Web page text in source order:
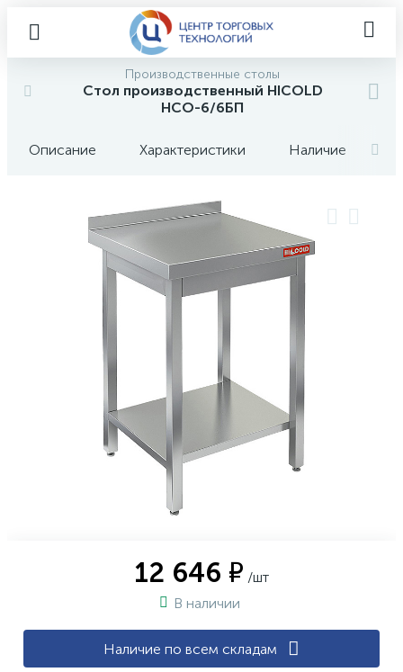
Производственные столы
Стол производственный HICOLD
НСО-6/6БП
Описание Характеристики Наличие
12 646 ₽ /шт
В наличии
Наличие по всем складам